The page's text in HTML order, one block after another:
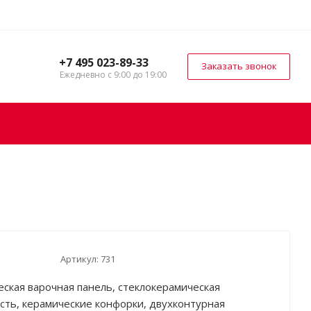
+7 495 023-89-33
Ежедневно с 9:00 до 19:00
Заказать звонок
Артикул: 731
варочная панель, стеклокерамическая
керамические конфорки, двухконтурная